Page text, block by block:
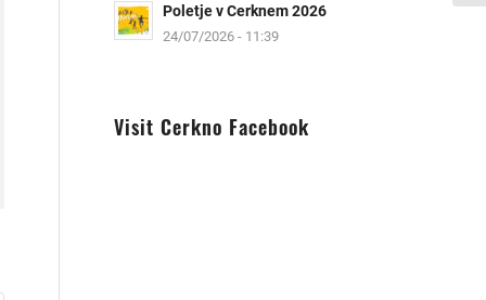
Poletje v Cerknem 2026
24/07/2026 - 11:39
Visit Cerkno Facebook